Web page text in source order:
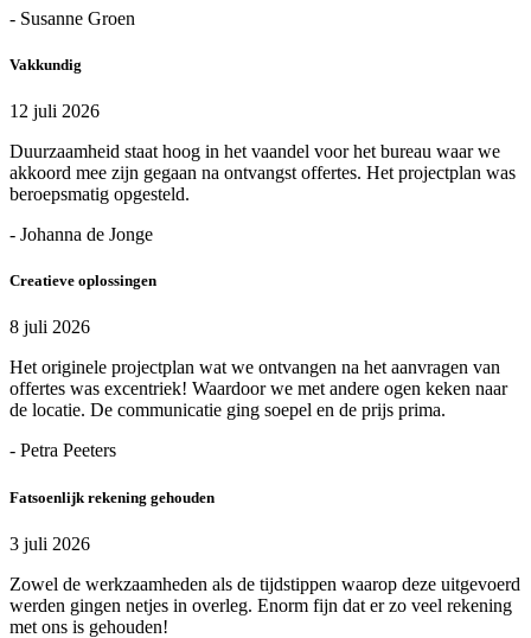
- Susanne Groen
Vakkundig
12 juli 2026
Duurzaamheid staat hoog in het vaandel voor het bureau waar we
akkoord mee zijn gegaan na ontvangst offertes. Het projectplan was
beroepsmatig opgesteld.
- Johanna de Jonge
Creatieve oplossingen
8 juli 2026
Het originele projectplan wat we ontvangen na het aanvragen van
offertes was excentriek! Waardoor we met andere ogen keken naar
de locatie. De communicatie ging soepel en de prijs prima.
- Petra Peeters
Fatsoenlijk rekening gehouden
3 juli 2026
Zowel de werkzaamheden als de tijdstippen waarop deze uitgevoerd
werden gingen netjes in overleg. Enorm fijn dat er zo veel rekening
met ons is gehouden!